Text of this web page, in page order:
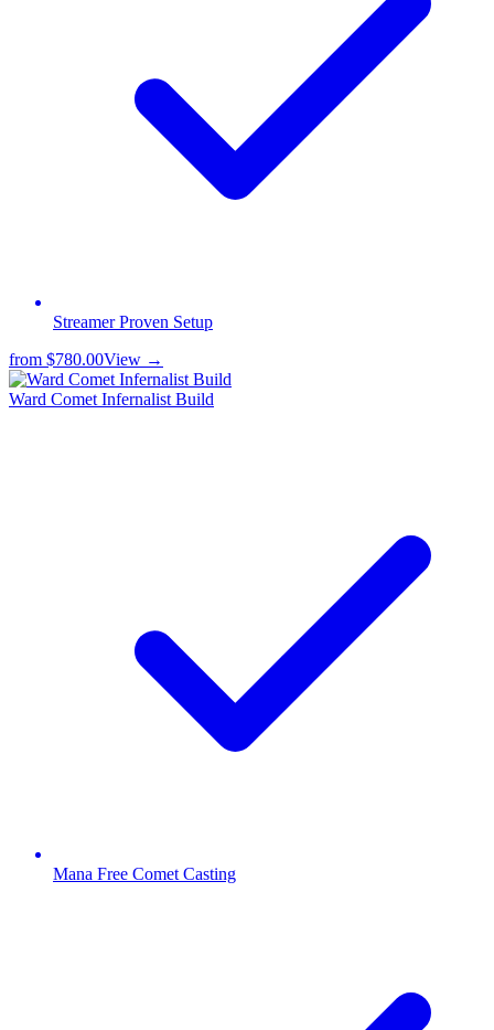
Streamer Proven Setup
from $780.00View →
Ward Comet Infernalist Build
Mana Free Comet Casting